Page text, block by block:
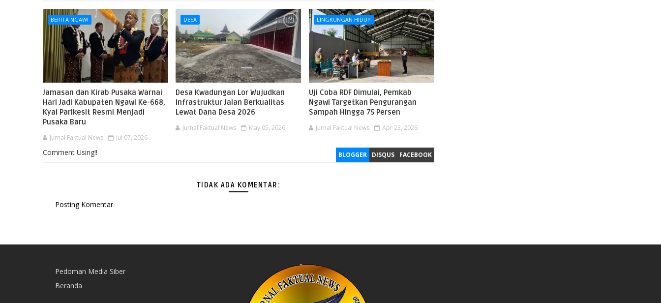
BERITA NGAWI
Jamasan dan Kirab Pusaka Warnai
Hari Jadi Kabupaten Ngawi Ke-668,
Kyai Parikesit Resmi Menjadi
Pusaka Baru
Jurnal Faktual News Jul 07, 2026
DESA
Desa Kwadungan Lor Wujudkan
Infrastruktur Jalan Berkualitas
Lewat Dana Desa 2026
Jurnal Faktual News May 05, 2026
LINGKUNGAN HIDUP
Uji Coba RDF Dimulai, Pemkab
Ngawi Targetkan Pengurangan
Sampah Hingga 75 Persen
Jurnal Faktual News Apr 23, 2026
BLOGGER DISQUS FACEBOOK
Comment Using!!
TIDAK ADA KOMENTAR:
Posting Komentar
Pedoman Media Siber
Beranda